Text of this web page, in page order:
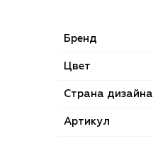
Бренд
Цвет
Страна дизайна
Артикул